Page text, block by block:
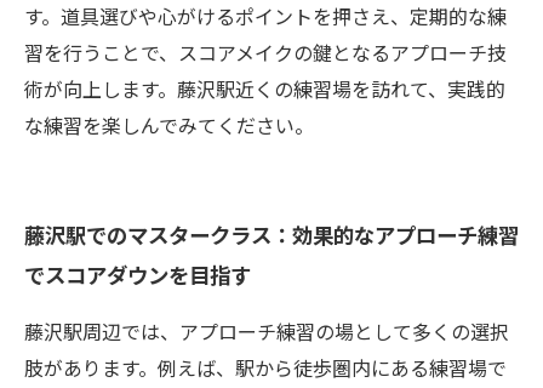
す。道具選びや心がけるポイントを押さえ、定期的な練
習を行うことで、スコアメイクの鍵となるアプローチ技
術が向上します。藤沢駅近くの練習場を訪れて、実践的
な練習を楽しんでみてください。
藤沢駅でのマスタークラス：効果的なアプローチ練習
でスコアダウンを目指す
藤沢駅周辺では、アプローチ練習の場として多くの選択
肢があります。例えば、駅から徒歩圏内にある練習場で